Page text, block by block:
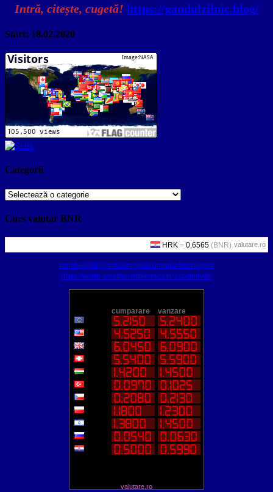
Intră, citește, cugetă! https://gandulzilnic.blog/
Start: 18.02.2020
Categorii
Categorii
Curs valutar BNR
valutare.ro
world-weather.info/forecast/romania/bucharest/
https://world-weather.info/forecast/usa/denver/
valutare.ro